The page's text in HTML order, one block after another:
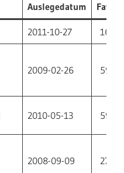
Auslegedatum
2011-10-27 16
2009-02-26 59
2010-05-13 59
2008-09-09 271